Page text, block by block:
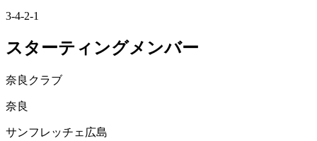
3-4-2-1
スターティングメンバー
奈良クラブ
奈良
サンフレッチェ広島